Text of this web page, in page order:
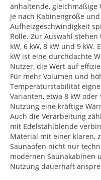
anhaltende, gleichmäßige
Je nach Kabinengröße
Aufheizgeschwindigkeit
Rolle. Zur Auswahl
kW, 6 kW, 8 kW und 9
kW ist eine durchdachte
Nutzer, die Wert auf
Für mehr Volumen und
Temperaturstabilität
Varianten, etwa 8 kW
Nutzung eine kräftige
Auch die Verarbeitung
mit Edelstahlblende
Material mit einer klaren,
Saunaofen nicht nur
modernen Saunakabinen
Nutzung dauerhaft